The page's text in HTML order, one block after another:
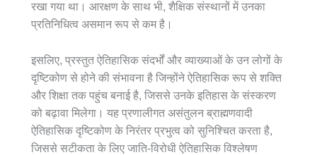
रखा गया था। आरक्षण के साथ भी, शैक्षिक संस्थानों में उनका
प्रतिनिधित्व असमान रूप से कम है।
इसलिए, प्रस्तुत ऐतिहासिक संदर्भों और व्याख्याओं के उन लोगों के
दृष्टिकोण से होने की संभावना है जिन्होंने ऐतिहासिक रूप से शक्ति
और शिक्षा तक पहुंच बनाई है, जिससे उनके इतिहास के संस्करण
को बढ़ावा मिलेगा। यह प्रणालीगत असंतुलन ब्राह्मणवादी
ऐतिहासिक दृष्टिकोण के निरंतर प्रभुत्व को सुनिश्चित करता है,
जिससे सटीकता के लिए जाति-विरोधी ऐतिहासिक विश्लेषण